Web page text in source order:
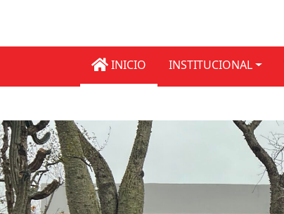
INICIO INSTITUCIONAL